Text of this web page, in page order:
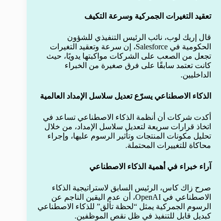
تعقيد التغيرات الجمركية وسرعة التكيف
قال إريك لوب، نائب الرئيس التنفيذي للشؤون
الحكومية في Salesforce، إن سرعة وتعقيد التغيرات
تجعل من الصعب على الشركات مواكبتها يدويًا، حيث
كانت تعتمد سابقًا على فرق صغيرة من الخبراء
الداخليين.
الذكاء الاصطناعي يسرّع تعديل سلاسل الإمداد العالمية
أكدت شركات أن أنظمة الذكاء الاصطناعي تساعد في
اتخاذ قرارات سريعة لتعديل سلاسل الإمداد، من خلال
تحليل مكونات المنتجات وتأثير الرسوم عليها، وإجراء
محاكاة للتغييرات المحتملة.
آراء خبراء في أهمية الذكاء الاصطناعي
صرح زاك كاس، الرئيس السابق لاستراتيجية الذكاء
الاصطناعي في OpenAI، أن عدم اليقين الناجم عن
الرسوم الجمركية يمثل “لحظة تألق” للذكاء الاصطناعي
كبديل قابل للتنفيذ في ظل نقص الموظفين.